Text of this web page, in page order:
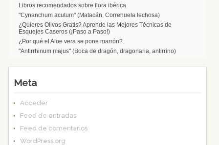
Libros recomendados sobre flora ibérica
"Cynanchum acutum" (Matacán, Correhuela lechosa)
¿Quieres Olivos Gratis? Aprende las Mejores Técnicas de
Esquejes Caseros (¡Paso a Paso!)
¿Por qué el Aloe vera se pone marrón?
"Antirrhinum majus" (Boca de dragón, dragonaria, antirrino)
Meta
Acceder
Feed de entradas
Feed de comentarios
WordPress.org